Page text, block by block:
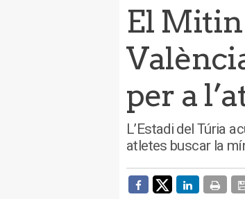
El
per a
L’Estadi del Túria
atletes buscar la